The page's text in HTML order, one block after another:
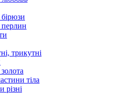
бірюзи
перлин
трикутні
золота
тіла
різні